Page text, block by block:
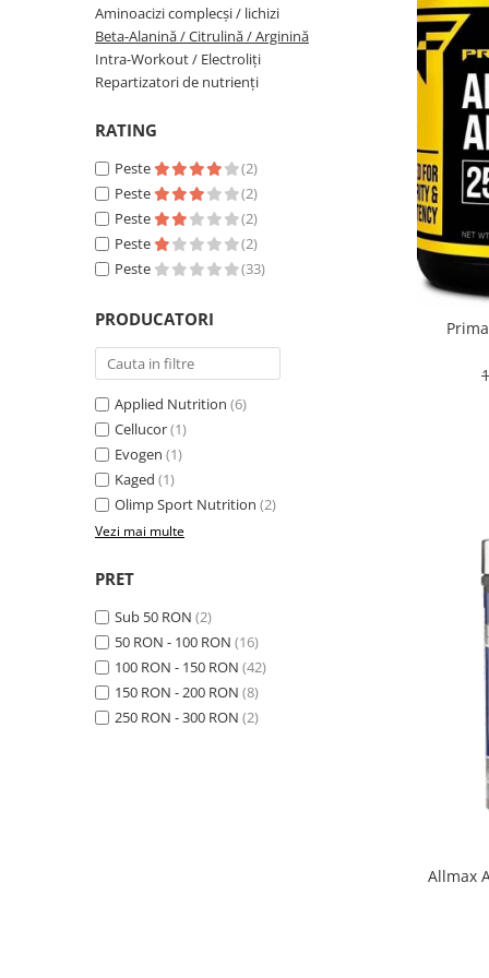
Vitamine bărbați / femei
Îngrijire personală
Muscle Meds
Muscle Pharm
Muscletech
Naughty Boy
Olimp Sport Nutrition
Optimum Nutrition
PerfectShaker
Puritan`s Pride
Raw Nutrition
Aminoacizi complecși / lichizi
Beta-Alanină / Citrulină / Arginină
Intra-Workout / Electroliți
Repartizatori de nutrienți
RATING
Peste
(2)
Peste
(2)
Peste
(2)
Peste
(2)
Peste
(33)
PRODUCATORI
Applied Nutrition (6)
Cellucor(1)
Evogen (1)
Kaged (1)
Olimp Sport Nutrition (2)
Vezi mai multe
PRET
Sub 50 RON (2)
50 RON - 100 RON (16)
100 RON - 150 RON (42)
150 RON - 200 RON (8)
250 RON - 300 RON (2)
Allmax